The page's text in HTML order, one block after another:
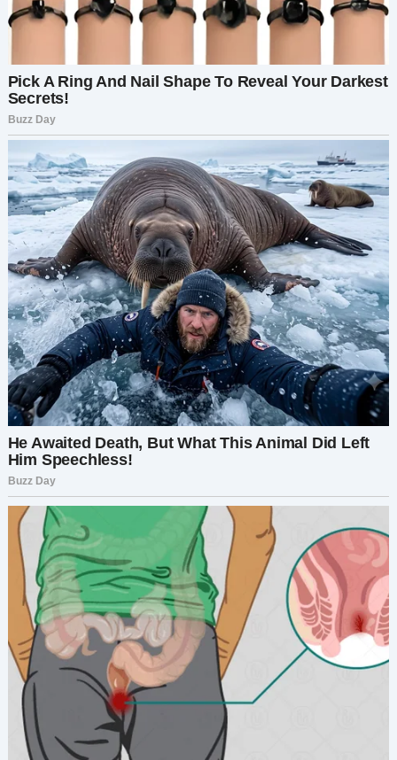
дашь мне несколько советов?» «С
удовольствием», — сказал Дима с улыбкой. «Все
угол».
С течением вечера я обнаружила, что Дима
очаровывает меня все больше и больше. Он был
добрым, забавным и с ним было легко
разговаривать. Мы много смеялись, и казалось,
будто я знаю его гораздо дольше, чем один
вечер.
Когда мы перешли к основному блюду, Дима
посмотрел на меня с улыбкой. «Итак, Алиса, как
насчет того, чтобы задать друг другу еще
несколько личных вопросов, чтобы еще
больше растопить лед?» «Конечно, звучит
неплохо», — сказала я. «Что ты хочешь знать?»
Дима слегка наклонился. «Как насчет твоего
плана на один-пять лет? Каковы твои цели?» Я
на мгновение задумалась. «Ну, я надеюсь
продвинуться в своей карьере невролога», —
начала я.
«Может быть, получить повышение до старшей
должности. Я также хочу украсить свою
квартиру; сейчас она кажется слишком
простой», — продолжила я. «Я подумывала
завести домашнее животное, может быть,
кошку или маленькую собаку. И я бы с
удовольствием больше путешествовала,
видела новые места и знакомилась с разными
культурами. О, и я хочу пополнить свою